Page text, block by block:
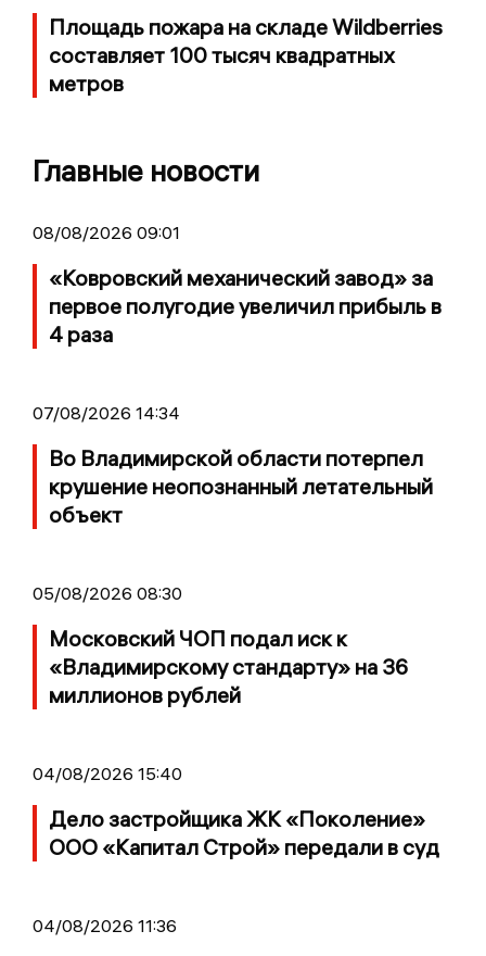
Площадь пожара на складе Wildberries
составляет 100 тысяч квадратных
метров
Главные новости
08/08/2026 09:01
«Ковровский механический завод» за
первое полугодие увеличил прибыль в
4 раза
07/08/2026 14:34
Во Владимирской области потерпел
крушение неопознанный летательный
объект
05/08/2026 08:30
Московский ЧОП подал иск к
«Владимирскому стандарту» на 36
миллионов рублей
04/08/2026 15:40
Дело застройщика ЖК «Поколение»
ООО «Капитал Строй» передали в суд
04/08/2026 11:36